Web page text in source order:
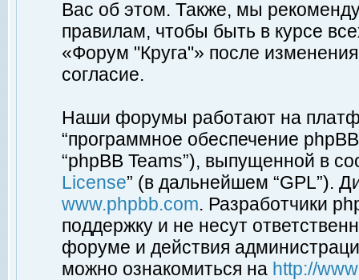
Вас об этом. Также, мы
правилам, чтобы быть в курсе
«Форум "Круга"» после
согласие.
Наши форумы работают на
“программное обеспечение
“phpBB Teams”), выпущенной в
License” (в дальнейшем “GPL”).
www.phpbb.com. Разработчики
поддержку и не несут
форуме и действия
можно ознакомиться на http://